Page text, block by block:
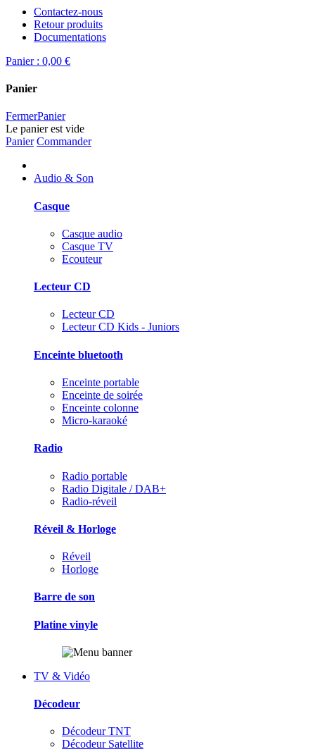
Contactez-nous
Retour produits
Documentations
Panier : 0,00 €
Panier
FermerPanier
Le panier est vide
Panier Commander
Audio & Son
Casque
Casque audio
Casque TV
Ecouteur
Lecteur CD
Lecteur CD
Lecteur CD Kids - Juniors
Enceinte bluetooth
Enceinte portable
Enceinte de soirée
Enceinte colonne
Micro-karaoké
Radio
Radio portable
Radio Digitale / DAB+
Radio-réveil
Réveil & Horloge
Réveil
Horloge
Barre de son
Platine vinyle
TV & Vidéo
Décodeur
Décodeur TNT
Décodeur Satellite